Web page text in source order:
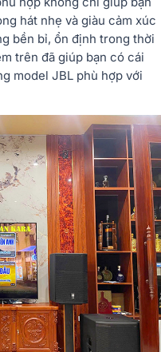
hát nhẹ và giàu cảm xúc
bền bỉ, ổn định trong thời
trên đã giúp bạn có cái
model JBL phù hợp với